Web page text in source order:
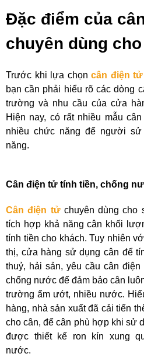
Đặc điểm của
chuyên dùng
Trước khi lựa chọncân điện tử
bạn cần phải hiểu rõ các dòng
trường và nhu cầu của cửa
Hiện nay, có rất nhiều mẫu
nhiều chức năng để người
năng.
Cân điện tử tính tiền, chống
Cân điện tửchuyên dùng cho
tích hợp khả năng cân khối
tính tiền cho khách. Tuy nhiên
thị, cửa hàng sử dụng cân để
thuỷ, hải sản, yêu cầu cân
chống nước để đảm bảo cân
trường ẩm ướt, nhiều nước.
hàng, nhà sản xuất đã cải tiến
cho cân, để cân phù hợp khi sử
được thiết kế ron kín xung
nước.